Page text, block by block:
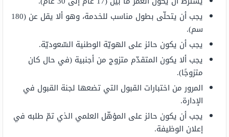
يجب أن يتحلّى بطول مناسب للخدمة، وهو ألا يقل عن (180
سم).
يجب أن يكون حائز على الهويّة الوطنية السّعوديّة.
يجب ألا يكون المتقدّم متزوج من أجنبية (في حال كان
متزوجًا).
المرور من اختبارات القبول التي تضعها لجنة القبول في
الإدارة.
يجب أن يكون حائز على المؤهّل العلمي الذي تمّ طلبه في
إعلان الوظيفة.